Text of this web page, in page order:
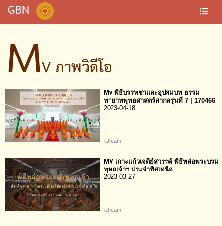
GBN
MV ภาพวิดีโอ
Mv พิธีบรรพชาและอุปสมบท ธรรม
ทายาทพุทธศาสตร์สากลรุ่นที่ 7 | 170466
2023-04-18
iDream
MV เกาะแก้วเจดีย์สวรรค์ พิธีหล่อพระบรม
พุทธเจ้าฯ ประจำทิศเหนือ
2023-03-27
iDream